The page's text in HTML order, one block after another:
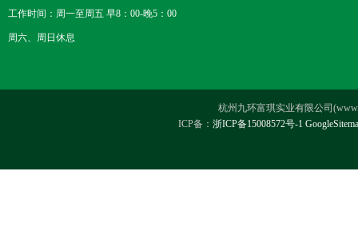
工作时间：周一至周五 早8：00-晚5：00
周六、周日休息
杭州九环富琪实业有限公司
ICP备： 浙ICP备15008572号-1